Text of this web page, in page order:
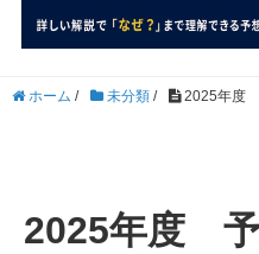
ホーム / 未分類 / 2025年度
2025年度